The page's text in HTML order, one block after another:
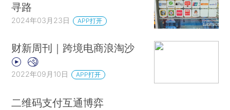
寻路
2024年03月23日 APP打开
财新周刊｜跨境电商浪淘沙
2022年09月10日 APP打开
二维码支付互通博弈